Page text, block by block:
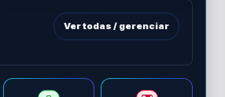
Ver todas / gerenciar